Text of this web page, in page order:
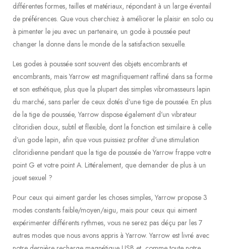
différentes formes, tailles et matériaux, répondant à un large éventail
de préférences. Que vous cherchiez à améliorer le plaisir en solo ou
à pimenter le jeu avec un partenaire, un gode à poussée peut
changer la donne dans le monde de la satisfaction sexuelle.
Les godes à poussée sont souvent des objets encombrants et
encombrants, mais Yarrow est magnifiquement raffiné dans sa forme
et son esthétique, plus que la plupart des simples vibromasseurs lapin
du marché, sans parler de ceux dotés d’une tige de poussée. En plus
de la tige de poussée, Yarrow dispose également d’un vibrateur
clitoridien doux, subtil et flexible, dont la fonction est similaire à celle
d’un gode lapin, afin que vous puissiez profiter d’une stimulation
clitoridienne pendant que la tige de poussée de Yarrow frappe votre
point G et votre point A. Littéralement, que demander de plus à un
jouet sexuel ?
Pour ceux qui aiment garder les choses simples, Yarrow propose 3
modes constants faible/moyen/aigu, mais pour ceux qui aiment
expérimenter différents rythmes, vous ne serez pas déçu par les 7
autres modes que nous avons appris à Yarrow. Yarrow est livré avec